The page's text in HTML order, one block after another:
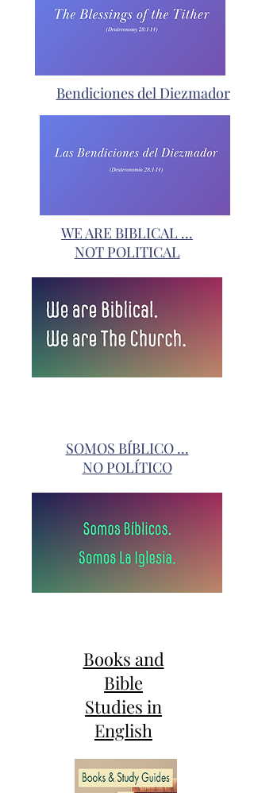
Bendiciones del Diezmador
WE ARE BIBLICAL ...
NOT POLITICAL
SOMOS BÍBLICO ...
NO POLÍTICO
Books and
Bible
Studies in
English